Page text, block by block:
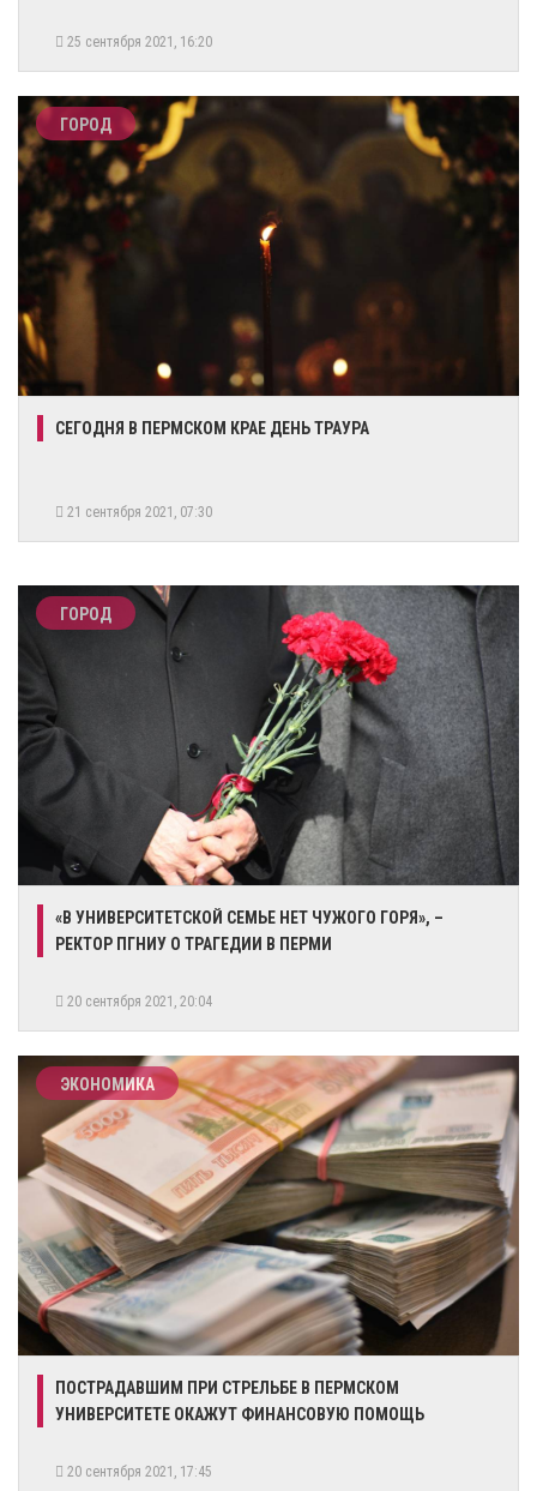
25 сентября 2021, 16:20
ГОРОД
СЕГОДНЯ В ПЕРМСКОМ КРАЕ ДЕНЬ ТРАУРА
21 сентября 2021, 07:30
ГОРОД
​«В УНИВЕРСИТЕТСКОЙ СЕМЬЕ НЕТ ЧУЖОГО ГОРЯ», –
РЕКТОР ПГНИУ О ТРАГЕДИИ В ПЕРМИ
20 сентября 2021, 20:04
ЭКОНОМИКА
ПОСТРАДАВШИМ ПРИ СТРЕЛЬБЕ В ПЕРМСКОМ
УНИВЕРСИТЕТЕ ОКАЖУТ ФИНАНСОВУЮ ПОМОЩЬ
20 сентября 2021, 17:45